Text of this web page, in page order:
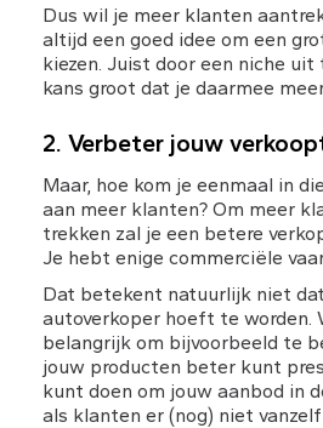
Dus wil je meer klanten
altijd een goed idee om een
kiezen. Juist door een niche uit
kans groot dat je daarmee
2. Verbeter jouw
Maar, hoe kom je eenmaal in
aan meer klanten? Om meer
trekken zal je een betere
Je hebt enige commerciële
Dat betekent natuurlijk niet
autoverkoper hoeft te worden.
belangrijk om bijvoorbeeld te
jouw producten beter kunt
kunt doen om jouw aanbod in
als klanten er (nog) niet